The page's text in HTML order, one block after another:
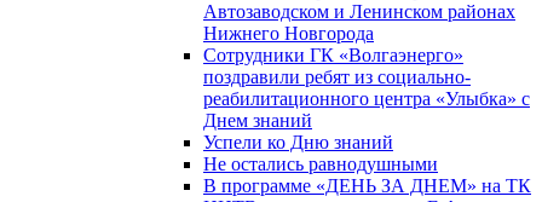
Автозаводском и Ленинском районах
Нижнего Новгорода
Сотрудники ГК «Волгаэнерго»
поздравили ребят из социально-
реабилитационного центра «Улыбка» с
Днем знаний
Успели ко Дню знаний
Не остались равнодушными
В программе «ДЕНЬ ЗА ДНЕМ» на ТК